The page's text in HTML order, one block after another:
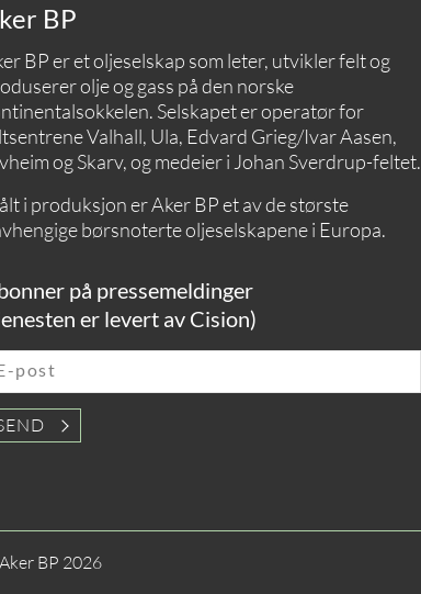
BP
BP er et oljeselskap som leter, utvikler felt og
olje og gass på den norske
Selskapet er operatør for
Valhall, Ula, Edvard Grieg/Ivar Aasen,
og Skarv, og medeier i Johan Sverdrup-feltet.
i produksjon er Aker BP et av de største
børsnoterte oljeselskapene i Europa.
på pressemeldinger
er levert av Cision)
post
BP 2026